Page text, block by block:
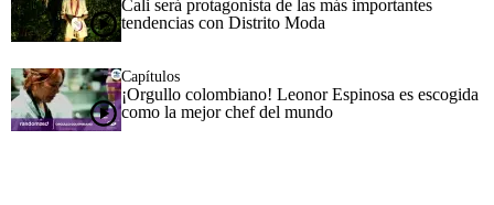
Cali será protagonista de las más importantes
tendencias con Distrito Moda
Capítulos
¡Orgullo colombiano! Leonor Espinosa es escogida
como la mejor chef del mundo